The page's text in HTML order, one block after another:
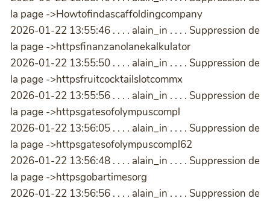
la page ->Howtofindascaffoldingcompany
2026-01-22 13:55:46 . . . . alain_in . . . . Suppression de
la page ->httpsfinanzanolanekalkulator
2026-01-22 13:55:50 . . . . alain_in . . . . Suppression de
la page ->httpsfruitcocktailslotcommx
2026-01-22 13:55:56 . . . . alain_in . . . . Suppression de
la page ->httpsgatesofolympuscompl
2026-01-22 13:56:05 . . . . alain_in . . . . Suppression de
la page ->httpsgatesofolympuscompl62
2026-01-22 13:56:48 . . . . alain_in . . . . Suppression de
la page ->httpsgobartimesorg
2026-01-22 13:56:56 . . . . alain_in . . . . Suppression de